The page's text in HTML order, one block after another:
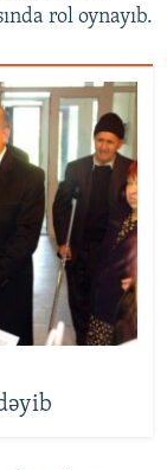
rol oynayıb.